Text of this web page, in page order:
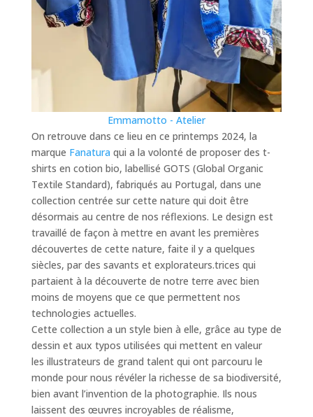
Emmamotto - Atelier
On retrouve dans ce lieu en ce printemps 2024, la
marque Fanatura qui a la volonté de proposer des t-
shirts en cotion bio, labellisé GOTS (Global Organic
Textile Standard), fabriqués au Portugal, dans une
collection centrée sur cette nature qui doit être
désormais au centre de nos réflexions. Le design est
travaillé de façon à mettre en avant les premières
découvertes de cette nature, faite il y a quelques
siècles, par des savants et explorateurs.trices qui
partaient à la découverte de notre terre avec bien
moins de moyens que ce que permettent nos
technologies actuelles.
Cette collection a un style bien à elle, grâce au type de
dessin et aux typos utilisées qui mettent en valeur
les illustrateurs de grand talent qui ont parcouru le
monde pour nous révéler la richesse de sa biodiversité,
bien avant l’invention de la photographie. Ils nous
laissent des œuvres incroyables de réalisme,